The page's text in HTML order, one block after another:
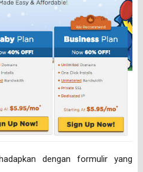
dengan formulir yang